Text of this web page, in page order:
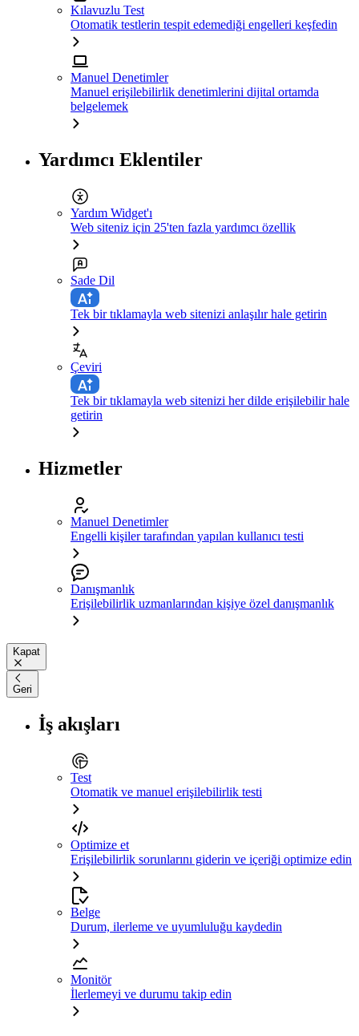
Kılavuzlu Test
Otomatik testlerin tespit edemediği engelleri keşfedin
Manuel Denetimler
Manuel erişilebilirlik denetimlerini dijital ortamda
belgelemek
Yardımcı Eklentiler
Yardım Widget'ı
Web siteniz için 25'ten fazla yardımcı özellik
Sade Dil
Tek bir tıklamayla web sitenizi anlaşılır hale getirin
Çeviri
Tek bir tıklamayla web sitenizi her dilde erişilebilir hale
getirin
Hizmetler
Manuel Denetimler
Engelli kişiler tarafından yapılan kullanıcı testi
Danışmanlık
Erişilebilirlik uzmanlarından kişiye özel danışmanlık
Kapat
Geri
İş akışları
Test
Otomatik ve manuel erişilebilirlik testi
Optimize et
Erişilebilirlik sorunlarını giderin ve içeriği optimize edin
Belge
Durum, ilerleme ve uyumluluğu kaydedin
Monitör
İlerlemeyi ve durumu takip edin